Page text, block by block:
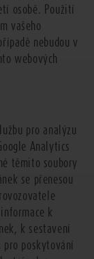
osobě. Použití
vašeho
nebudou v
webových
pro analýzu
Analytics
těmito soubory
se přenesou
k
k sestavení
poskytování